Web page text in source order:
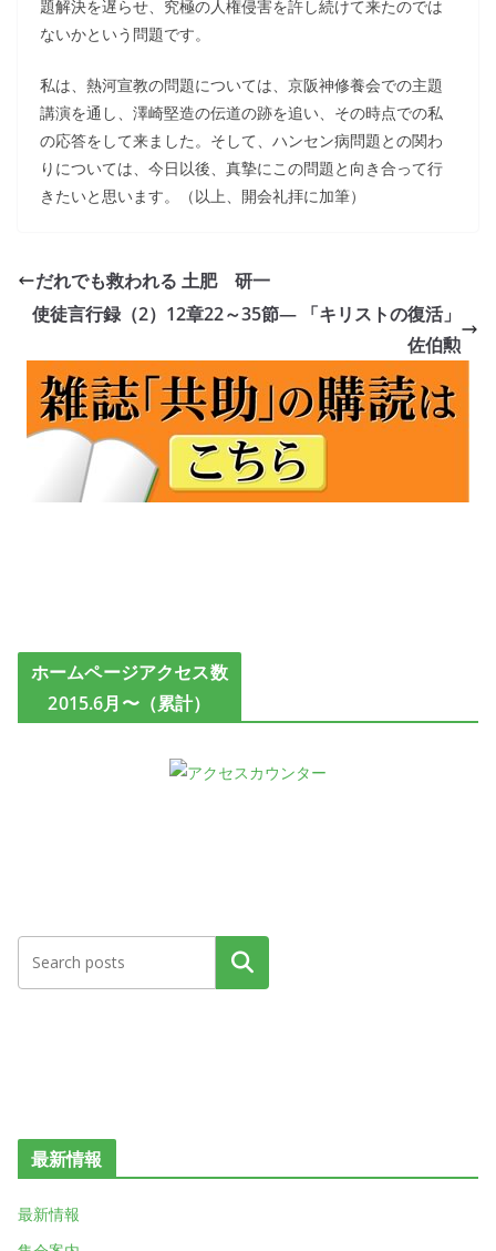
題解決を遅らせ、究極の人権侵害を許し続けて来たのでは
ないかという問題です。
私は、熱河宣教の問題については、京阪神修養会での主題
講演を通し、澤崎堅造の伝道の跡を追い、その時点での私
の応答をして来ました。そして、ハンセン病問題との関わ
りについては、今日以後、真摯にこの問題と向き合って行
きたいと思います。（以上、開会礼拝に加筆）
だれでも救われる 土肥 研一
使徒言行録（2）12章22～35節― 「キリストの復活」
佐伯勲
ホームページアクセス数
2015.6月〜（累計）
検索
最新情報
最新情報